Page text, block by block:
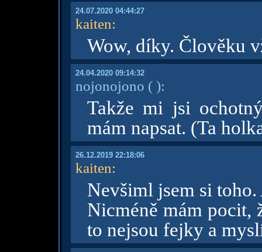
24.07.2020 04:44:27
kaiten:
Wow, díky. Člověku
24.04.2020 09:14:32
nojonojono ( ):
Takže mi jsi
mám napsat. (Ta
26.12.2019 22:18:06
kaiten:
Nevšiml jsem si
Nicméně mám pocit,
to nejsou fejky a